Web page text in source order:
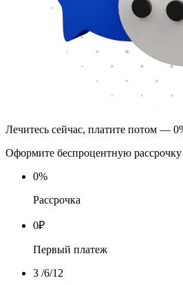
Лечитесь сейчас, платите потом —
Оформите беспроцентную
0%
Рассрочка
0₽
Первый платеж
3 /6/12